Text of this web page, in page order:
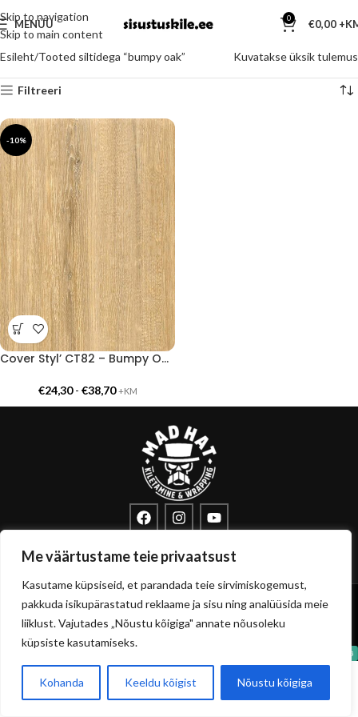
Me väärtustame teie privaatsust
Kasutame küpsiseid, et parandada teie sirvimiskogemust,
pakkuda isikupärastatud reklaame ja sisu ning analüüsida meie
liiklust. Vajutades „Nõustu kõigiga" annate nõusoleku
küpsiste kasutamiseks.
Kohanda Keeldu kõigist Nõustu kõigiga
Skip to navigation
Skip to main content
MENÜÜ 0 €0,00
Esileht Tooted siltidega “bumpy oak” Kuvatakse üksik tulemus
Filtreeri
-10%
Cover Styl’ CT82 – Bumpy Oak
€24,30- €38,70 +KM
Pärnu mnt 160E, 11317 Tallinn
Copyrightsisustuskile.ee© 2026
Privaatsuspoliitika
Müügitingimused
0